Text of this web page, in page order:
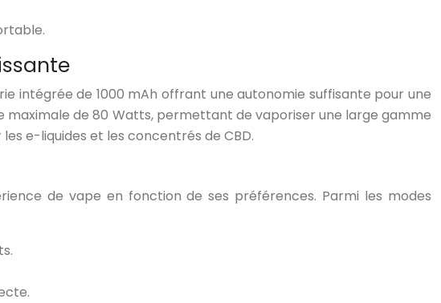
intégrée de 1000 mAh offrant une autonomie suffisante pour une
maximale de 80 Watts, permettant de vaporiser une large gamme
e-liquides et les concentrés de CBD.
de vape en fonction de ses préférences. Parmi les modes